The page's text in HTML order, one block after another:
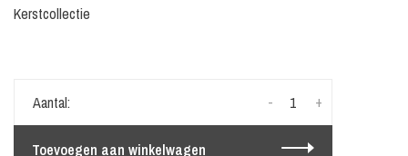
Kerstcollectie
Aantal: +
-
Toevoegen aan winkelwagen